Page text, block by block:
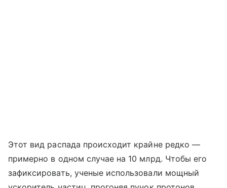
Этот вид распада происходит крайне редко —
примерно в одном случае на 10 млрд. Чтобы его
зафиксировать, ученые использовали мощный